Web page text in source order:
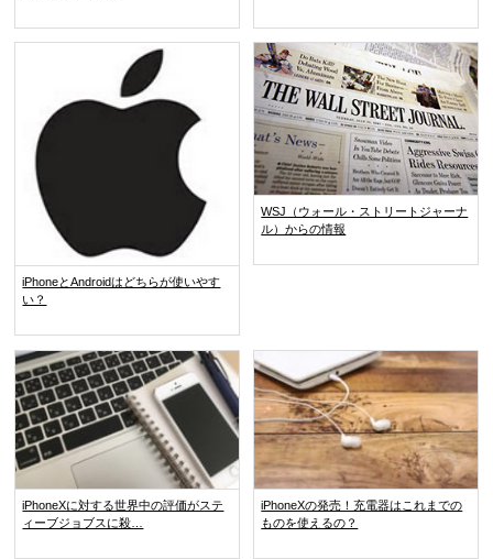
iPhoneとAndroidはどちらが使いやす
い？
WSJ（ウォール・ストリートジャーナ
ル）からの情報
iPhoneXに対する世界中の評価がステ
ィーブジョブスに殺…
iPhoneXの発売！充電器はこれまでの
ものを使えるの？